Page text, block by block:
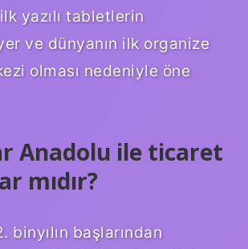
yazılı tabletlerin
ve dünyanın ilk organize
olması nedeniyle öne
Anadolu ile ticaret
mıdır?
binyılın başlarından